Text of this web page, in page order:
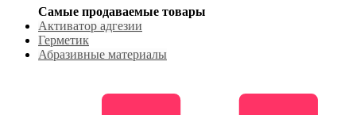
Самые продаваемые товары
Активатор адгезии
Герметик
Абразивные материалы